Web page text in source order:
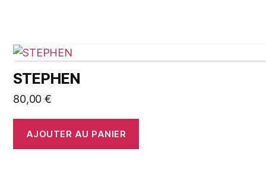
STEPHEN
80,00 €
AJOUTER AU PANIER